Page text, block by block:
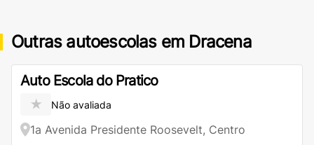
Outras autoescolas em Dracena
Auto Escola do Pratico
★ Não avaliada
1a Avenida Presidente Roosevelt, Centro